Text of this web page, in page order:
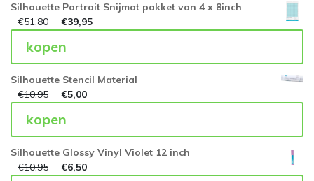
Silhouette Portrait Snijmat pakket van 4 x 8inch
€51,80 €39,95
kopen
Silhouette Stencil Material
€10,95 €5,00
kopen
Silhouette Glossy Vinyl Violet 12 inch
€10,95 €6,50